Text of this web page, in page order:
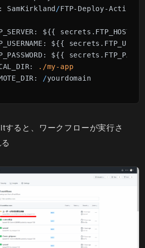
SamKirkland /FTP-Deploy-Action@
${{
${{
${{
./my-app
/yourdomain
ると、ワークフローが実行さ